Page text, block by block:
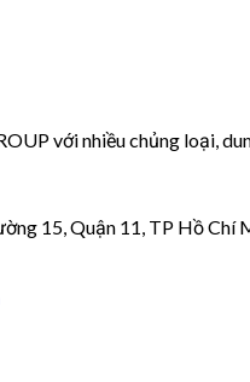
với nhiều chủng loại,
15, Quận 11, TP Hồ Chí